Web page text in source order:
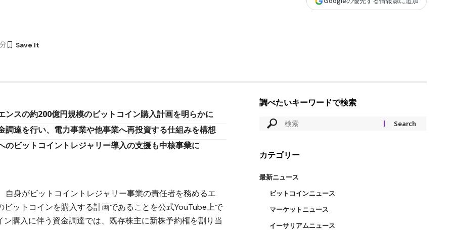
スの約200億円規模のビットコイン購入計画を明らかに
達を行い、電力事業や他事業へ再投資する仕組みを構想
ビットコイントレジャリー導入の支援も中核事業に
身がビットコイントレジャリー事業の責任者を務めるエ
ットコインを購入する計画であることを公式YouTube上で
購入に伴う資金調達では、既存株主に新株予約権を割り当
調べたいキーワードで検索
カテゴリー
最新ニュース
ビットコインニュース
マーケットニュース
イーサリアムニュース